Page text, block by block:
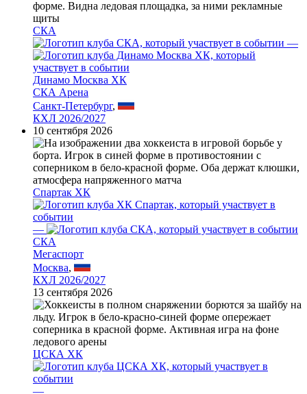
СКА
—
Динамо Москва ХК
СКА Арена
Санкт-Петербург,
КХЛ 2026/2027
10 сентября 2026
Спартак ХК
—
СКА
Мегаспорт
Москва,
КХЛ 2026/2027
13 сентября 2026
ЦСКА ХК
—